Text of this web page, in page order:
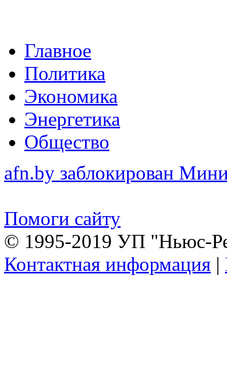
Главное
Политика
Экономика
Энергетика
Общество
afn.by заблокирован
Помоги сайту
© 1995-2019 УП "Ньюс-
Контактная информация |